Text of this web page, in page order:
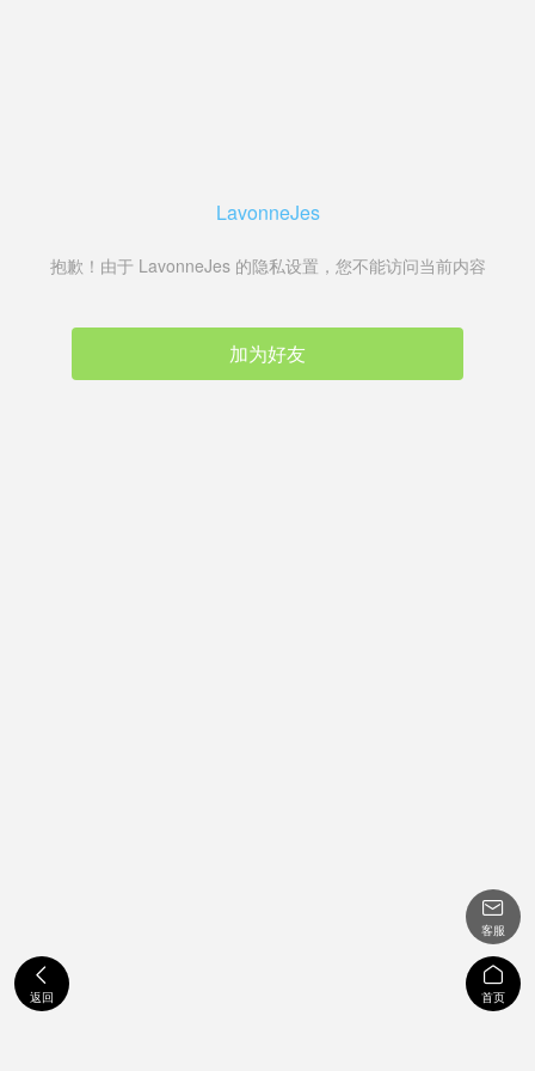
LavonneJes
抱歉！由于 LavonneJes 的隐私设置，您不能访问当前内容
加为好友

返回

客服

首页